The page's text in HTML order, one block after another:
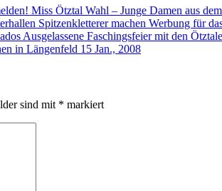
Miss Ötztal Wahl – Junge Damen aus
Spitzenkletterer machen Werbung für
Ausgelassene Faschingsfeier mit den
in Längenfeld 15 Jan., 2008
sind mit * markiert